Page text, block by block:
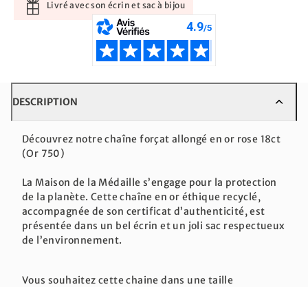
Livré avec son écrin et sac à bijou
DESCRIPTION
Découvrez notre chaîne forçat allongé en or rose 18ct
(Or 750)
La Maison de la Médaille s’engage pour la protection
de la planète. Cette chaîne en or éthique recyclé,
accompagnée de son certificat d’authenticité, est
présentée dans un bel écrin et un joli sac respectueux
de l’environnement.
Vous souhaitez cette chaine dans une taille